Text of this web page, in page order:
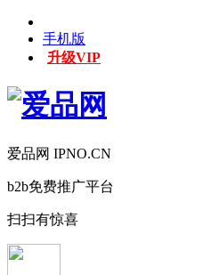
手机版
升级VIP
爱品网 IPNO.CN
b2b免费推广平台
扫扫有惊喜